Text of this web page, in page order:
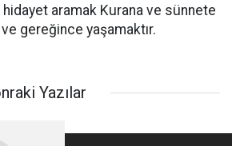
hidayet aramak Kurana ve sünnete
ve gereğince yaşamaktır.
Yazılar